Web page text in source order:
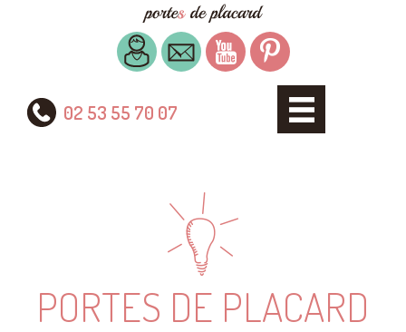
02 53 55 70 07
PORTES DE PLACARD